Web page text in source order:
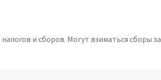
и сборов. Могут взиматься сборы за